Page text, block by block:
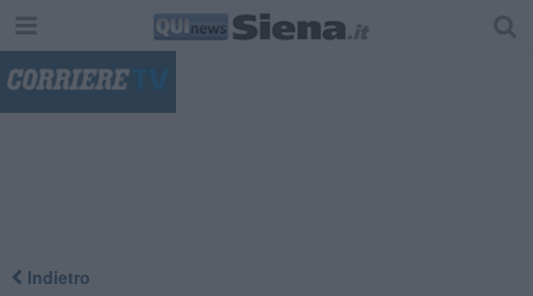
Indietro